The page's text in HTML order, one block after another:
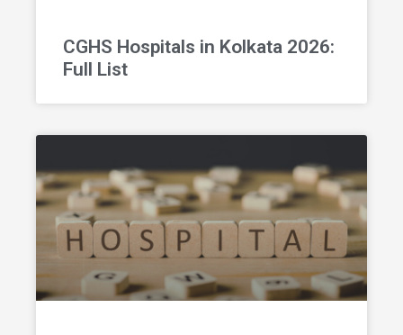
CGHS Hospitals in Kolkata 2026:
Full List